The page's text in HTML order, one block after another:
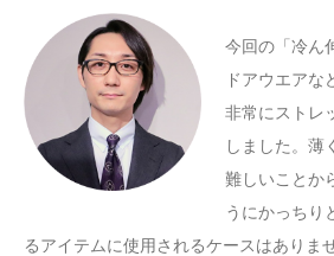
今回の「冷ん
ドアウエアな
非常にストレ
しました。薄
難しいことか
うにかっちり
るアイテムに使用されるケースはありま